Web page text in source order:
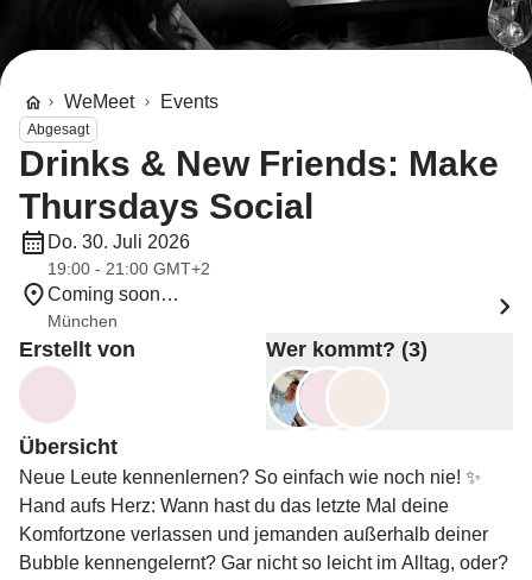
WeMeet Events
Abgesagt
Drinks & New Friends: Make
Thursdays Social
Do. 30. Juli 2026
19:00 - 21:00 GMT+2
Coming soon…
München
Erstellt von Wer kommt? (3)
Übersicht
Neue Leute kennenlernen? So einfach wie noch nie! ✨
Hand aufs Herz: Wann hast du das letzte Mal deine
Komfortzone verlassen und jemanden außerhalb deiner
Bubble kennengelernt? Gar nicht so leicht im Alltag, oder?